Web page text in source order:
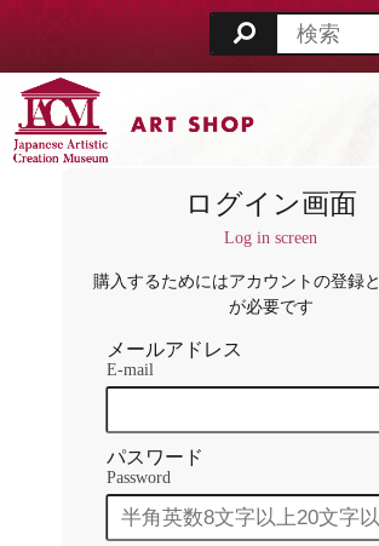
ログイン画面
Log in screen
購入するためにはアカウントの登録と
が必要です
メールアドレス
E-mail
パスワード
Password